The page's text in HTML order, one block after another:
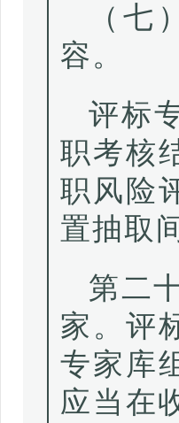
（
容。
评标
职考核
职风险
置抽取
第二
家。评
专家库
应当在